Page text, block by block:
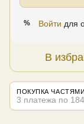
% Войти для
В
ПОКУПКА ЧАСТЯМИ
3 платежа по